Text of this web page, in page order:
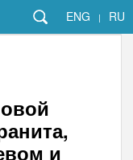
ENG | RU
и